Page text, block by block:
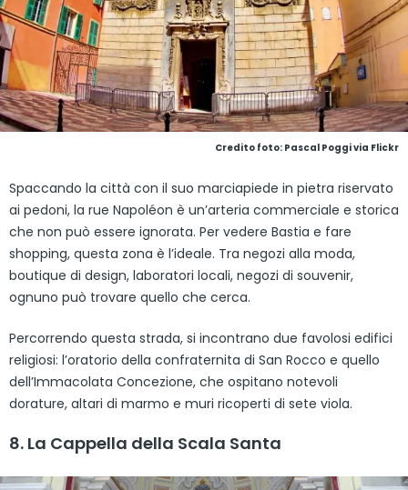
Credito foto: Pascal Poggi via Flickr
Spaccando la città con il suo marciapiede in pietra riservato
ai pedoni, la rue Napoléon è un’arteria commerciale e storica
che non può essere ignorata. Per vedere Bastia e fare
shopping, questa zona è l’ideale. Tra negozi alla moda,
boutique di design, laboratori locali, negozi di souvenir,
ognuno può trovare quello che cerca.
Percorrendo questa strada, si incontrano due favolosi edifici
religiosi: l’oratorio della confraternita di San Rocco e quello
dell’Immacolata Concezione, che ospitano notevoli
dorature, altari di marmo e muri ricoperti di sete viola.
8. La Cappella della Scala Santa